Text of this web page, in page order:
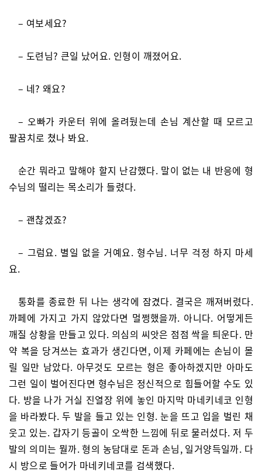
– 여보세요?
– 도련님? 큰일 났어요. 인형이 깨졌어요.
– 네? 왜요?
– 오빠가 카운터 위에 올려뒀는데 손님 계산할 때 모르고
팔꿈치로 쳤나 봐요.
순간 뭐라고 말해야 할지 난감했다. 말이 없는 내 반응에 형
수님의 떨리는 목소리가 들렸다.
– 괜찮겠죠?
– 그럼요. 별일 없을 거예요. 형수님. 너무 걱정 하지 마세
요.
통화를 종료한 뒤 나는 생각에 잠겼다. 결국은 깨져버렸다.
까페에 가지고 가지 않았다면 멀쩡했을까. 아니다. 어떻게든
깨질 상황을 만들고 있다. 의심의 씨앗은 점점 싹을 틔운다. 만
약 복을 당겨쓰는 효과가 생긴다면, 이제 카페에는 손님이 몰
릴 일만 남았다. 아무것도 모르는 형은 좋아하겠지만 아마도
그런 일이 벌어진다면 형수님은 정신적으로 힘들어할 수도 있
다. 방을 나가 거실 진열장 위에 놓인 마지막 마네키네코 인형
을 바라봤다. 두 발을 들고 있는 인형. 눈을 뜨고 입을 벌린 채
웃고 있는. 갑자기 등골이 오싹한 느낌에 뒤로 물러섰다. 저 두
발의 의미는 뭘까. 형의 농담대로 돈과 손님, 일거양득일까. 다
시 방으로 들어가 마네키네코를 검색했다.